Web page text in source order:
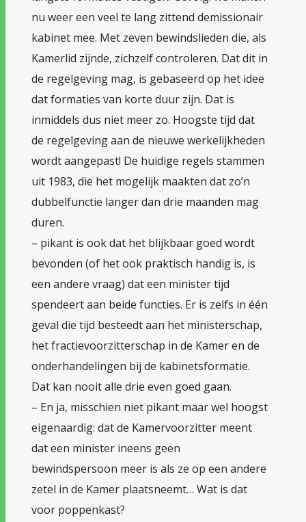
nu weer een veel te lang zittend demissionair
kabinet mee. Met zeven bewindslieden die, als
Kamerlid zijnde, zichzelf controleren. Dat dit in
de regelgeving mag, is gebaseerd op het idee
dat formaties van korte duur zijn. Dat is
inmiddels dus niet meer zo. Hoogste tijd dat
de regelgeving aan de nieuwe werkelijkheden
wordt aangepast! De huidige regels stammen
uit 1983, die het mogelijk maakten dat zo’n
dubbelfunctie langer dan drie maanden mag
duren.
– pikant is ook dat het blijkbaar goed wordt
bevonden (of het ook praktisch handig is, is
een andere vraag) dat een minister tijd
spendeert aan beide functies. Er is zelfs in één
geval die tijd besteedt aan het ministerschap,
het fractievoorzitterschap in de Kamer en de
onderhandelingen bij de kabinetsformatie.
Dat kan nooit alle drie even goed gaan.
– En ja, misschien niet pikant maar wel hoogst
eigenaardig: dat de Kamervoorzitter meent
dat een minister ineens geen
bewindspersoon meer is als ze op een andere
zetel in de Kamer plaatsneemt… Wat is dat
voor poppenkast?